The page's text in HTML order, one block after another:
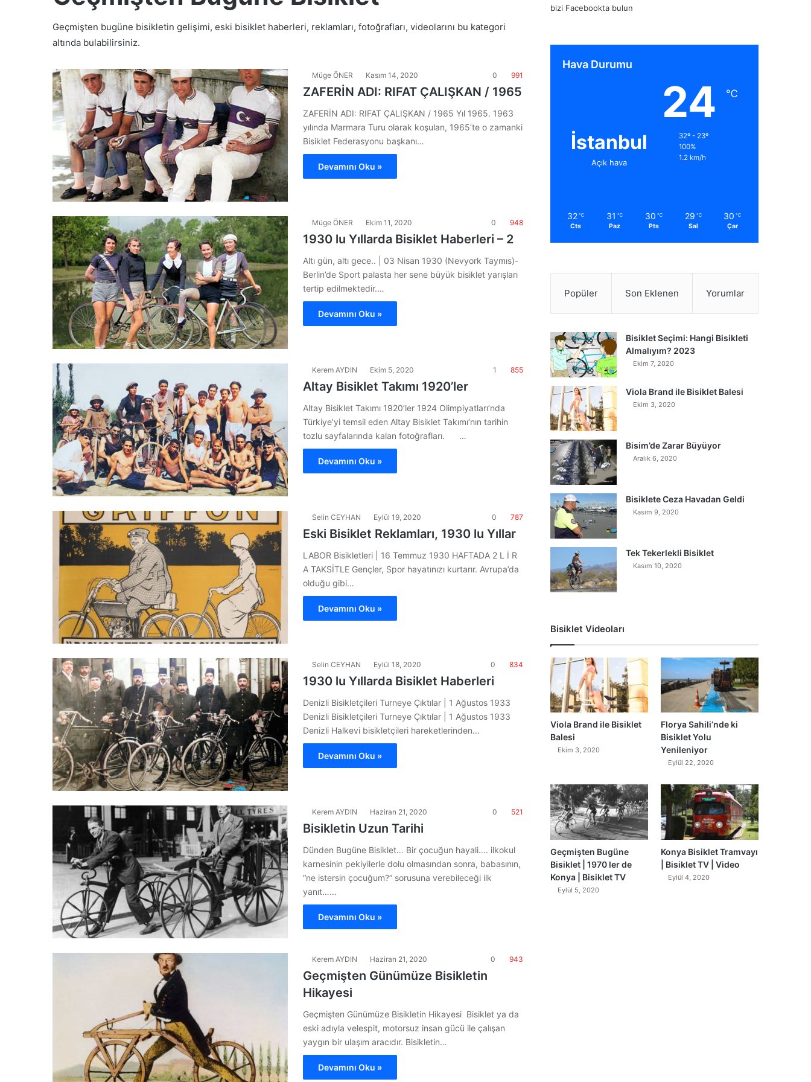
Geçmişten bugüne bisikletin gelişimi, eski bisiklet haberleri, reklamları, fotoğrafları, videolarını bu kategori
altında bulabilirsiniz.
Müge ÖNER Kasım 14, 2020 0 991
ZAFERİN ADI: RIFAT ÇALIŞKAN / 1965
ZAFERİN ADI: RIFAT ÇALIŞKAN / 1965 Yıl 1965. 1963
yılında Marmara Turu olarak koşulan, 1965’te o zamanki
Bisiklet Federasyonu başkanı…
Devamını Oku »
Müge ÖNER Ekim 11, 2020 0 948
1930 lu Yıllarda Bisiklet Haberleri – 2
Altı gün, altı gece.. | 03 Nisan 1930 (Nevyork Taymıs)-
Berlin’de Sport palasta her sene büyük bisiklet yarışları
tertip edilmektedir.…
Devamını Oku »
Kerem AYDIN Ekim 5, 2020 1 855
Altay Bisiklet Takımı 1920’ler
Altay Bisiklet Takımı 1920’ler 1924 Olimpiyatları’nda
Türkiye’yi temsil eden Altay Bisiklet Takımı‘nın tarihin
tozlu sayfalarında kalan fotoğrafları. …
Devamını Oku »
Selin CEYHAN Eylül 19, 2020 0 787
Eski Bisiklet Reklamları, 1930 lu Yıllar
LABOR Bisikletleri | 16 Temmuz 1930 HAFTADA 2 L İ R
A TAKSİTLE Gençler, Spor hayatınızı kurtarır. Avrupa’da
olduğu gibi…
Devamını Oku »
Selin CEYHAN Eylül 18, 2020 0 834
1930 lu Yıllarda Bisiklet Haberleri
Denizli Bisikletçileri Turneye Çıktılar | 1 Ağustos 1933
Denizli Bisikletçileri Turneye Çıktılar | 1 Ağustos 1933
Denizli Halkevi bisikletçileri hareketlerinden…
Devamını Oku »
Kerem AYDIN Haziran 21, 2020 0 521
Bisikletin Uzun Tarihi
Dünden Bugüne Bisiklet… Bir çocuğun hayali…. ilkokul
karnesinin pekiyilerle dolu olmasından sonra, babasının,
“ne istersin çocuğum?” sorusuna verebileceği ilk
yanıt……
Devamını Oku »
Kerem AYDIN Haziran 21, 2020 0 943
Geçmişten Günümüze Bisikletin
Hikayesi
Geçmişten Günümüze Bisikletin Hikayesi Bisiklet ya da
eski adıyla velespit, motorsuz insan gücü ile çalışan
yaygın bir ulaşım aracıdır. Bisikletin…
Devamını Oku »
bizi Facebookta bulun
Hava Durumu
İstanbul
Açık hava
24 ℃
32º - 23º
100%
1.2 km/h
32 ℃
Cts
31 ℃
Paz
30 ℃
Pts
29 ℃
Sal
30 ℃
Çar
Popüler Son Eklenen Yorumlar
Bisiklet Seçimi: Hangi Bisikleti
Almalıyım? 2023
Ekim 7, 2020
Viola Brand ile Bisiklet Balesi
Ekim 3, 2020
Bisim’de Zarar Büyüyor
Aralık 6, 2020
Bisiklete Ceza Havadan Geldi
Kasım 9, 2020
Tek Tekerlekli Bisiklet
Kasım 10, 2020
Bisiklet Videoları
Viola Brand ile Bisiklet
Balesi
Ekim 3, 2020
Florya Sahili’nde ki
Bisiklet Yolu
Yenileniyor
Eylül 22, 2020
Geçmişten Bugüne
Bisiklet | 1970 ler de
Konya | Bisiklet TV
Eylül 5, 2020
Konya Bisiklet Tramvayı
| Bisiklet TV | Video
Eylül 4, 2020